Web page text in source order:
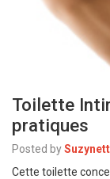
Toilette
pratiques
Posted by
Cette toilette